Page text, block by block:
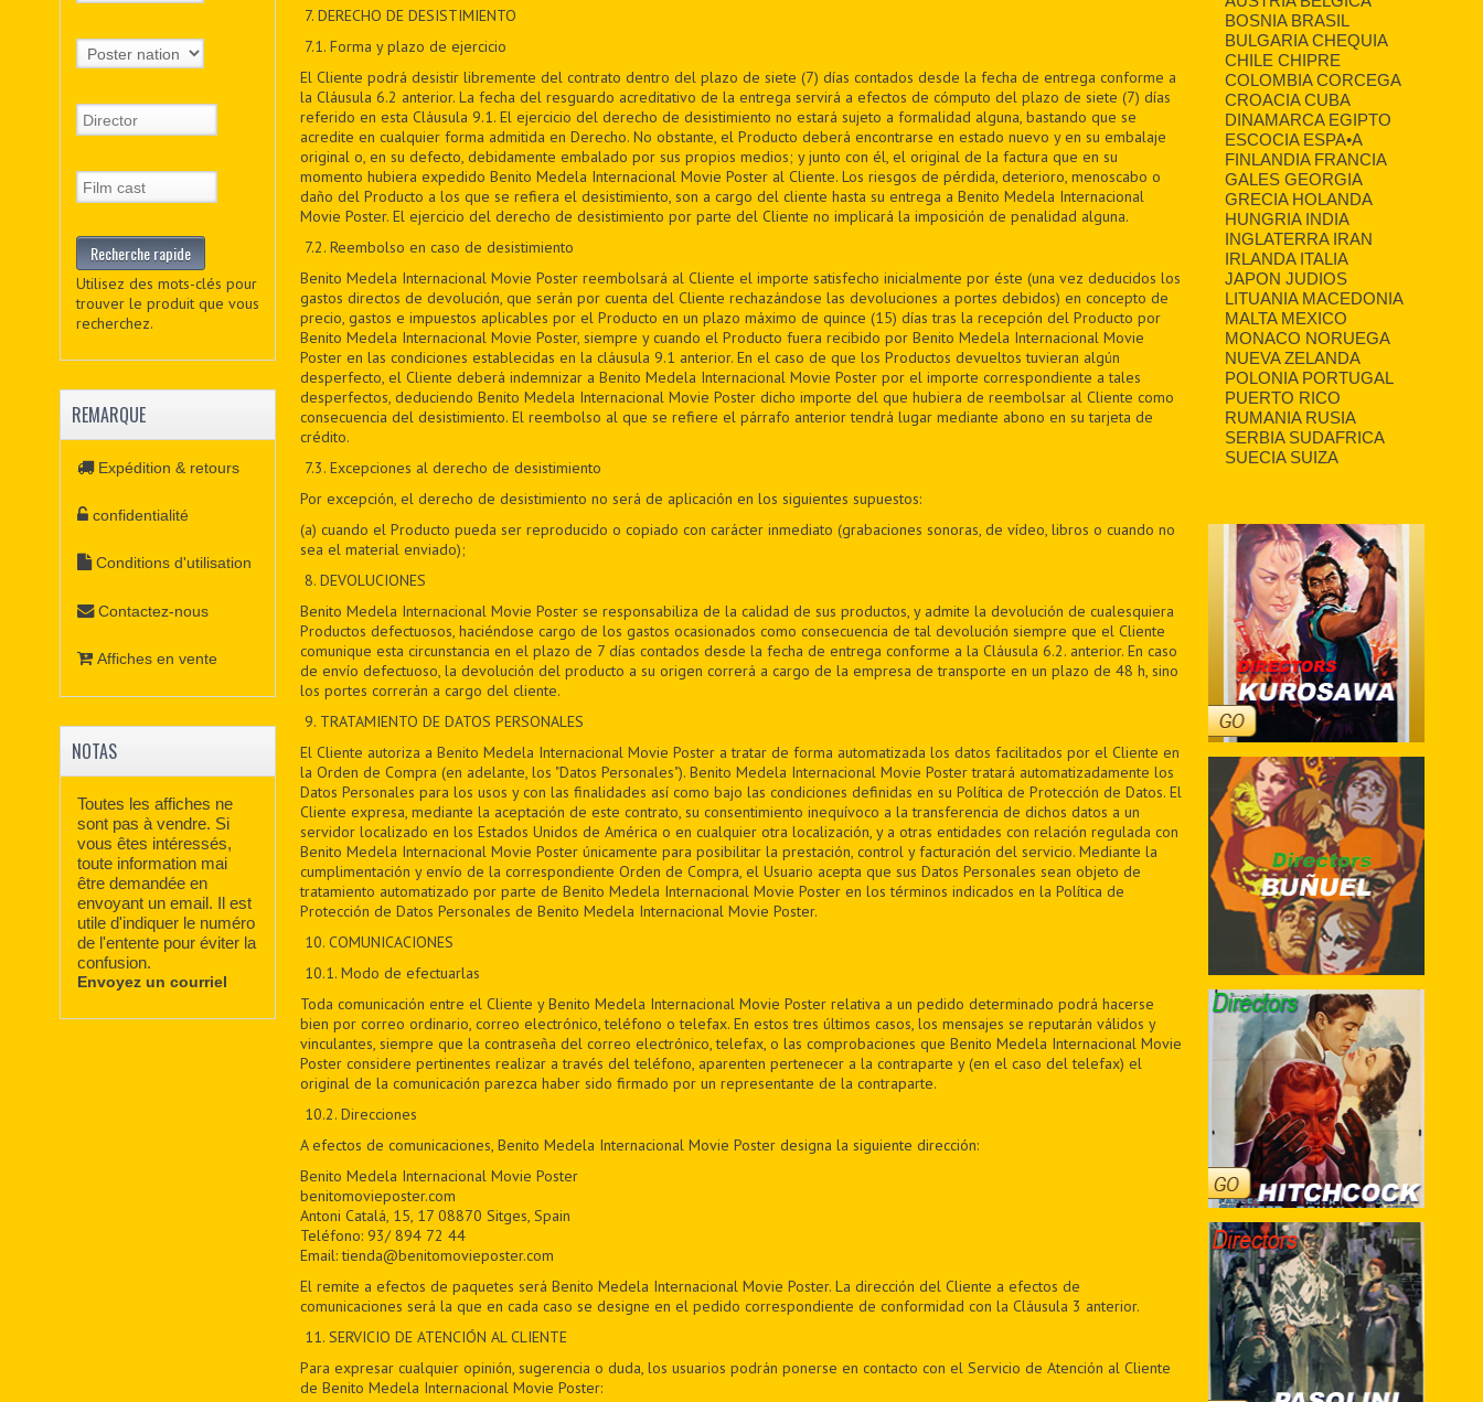
7. DERECHO DE DESISTIMIENTO
7.1. Forma y plazo de ejercicio
El Cliente podrá desistir libremente del contrato dentro del plazo de siete (7) días contados desde la fecha de entrega conforme a
la Cláusula 6.2 anterior. La fecha del resguardo acreditativo de la entrega servirá a efectos de cómputo del plazo de siete (7) días
referido en esta Cláusula 9.1. El ejercicio del derecho de desistimiento no estará sujeto a formalidad alguna, bastando que se
acredite en cualquier forma admitida en Derecho. No obstante, el Producto deberá encontrarse en estado nuevo y en su embalaje
original o, en su defecto, debidamente embalado por sus propios medios; y junto con él, el original de la factura que en su
momento hubiera expedido Benito Medela Internacional Movie Poster al Cliente. Los riesgos de pérdida, deterioro, menoscabo o
daño del Producto a los que se refiera el desistimiento, son a cargo del cliente hasta su entrega a Benito Medela Internacional
Movie Poster. El ejercicio del derecho de desistimiento por parte del Cliente no implicará la imposición de penalidad alguna.
7.2. Reembolso en caso de desistimiento
Benito Medela Internacional Movie Poster reembolsará al Cliente el importe satisfecho inicialmente por éste (una vez deducidos los
gastos directos de devolución, que serán por cuenta del Cliente rechazándose las devoluciones a portes debidos) en concepto de
precio, gastos e impuestos aplicables por el Producto en un plazo máximo de quince (15) días tras la recepción del Producto por
Benito Medela Internacional Movie Poster, siempre y cuando el Producto fuera recibido por Benito Medela Internacional Movie
Poster en las condiciones establecidas en la cláusula 9.1 anterior. En el caso de que los Productos devueltos tuvieran algún
desperfecto, el Cliente deberá indemnizar a Benito Medela Internacional Movie Poster por el importe correspondiente a tales
desperfectos, deduciendo Benito Medela Internacional Movie Poster dicho importe del que hubiera de reembolsar al Cliente como
consecuencia del desistimiento. El reembolso al que se refiere el párrafo anterior tendrá lugar mediante abono en su tarjeta de
crédito.
7.3. Excepciones al derecho de desistimiento
Por excepción, el derecho de desistimiento no será de aplicación en los siguientes supuestos:
(a) cuando el Producto pueda ser reproducido o copiado con carácter inmediato (grabaciones sonoras, de vídeo, libros o cuando no
sea el material enviado);
8. DEVOLUCIONES
Benito Medela Internacional Movie Poster se responsabiliza de la calidad de sus productos, y admite la devolución de cualesquiera
Productos defectuosos, haciéndose cargo de los gastos ocasionados como consecuencia de tal devolución siempre que el Cliente
comunique esta circunstancia en el plazo de 7 días contados desde la fecha de entrega conforme a la Cláusula 6.2. anterior. En caso
de envío defectuoso, la devolución del producto a su origen correrá a cargo de la empresa de transporte en un plazo de 48 h, sino
los portes correrán a cargo del cliente.
9. TRATAMIENTO DE DATOS PERSONALES
El Cliente autoriza a Benito Medela Internacional Movie Poster a tratar de forma automatizada los datos facilitados por el Cliente en
la Orden de Compra (en adelante, los "Datos Personales"). Benito Medela Internacional Movie Poster tratará automatizadamente los
Datos Personales para los usos y con las finalidades así como bajo las condiciones definidas en su Política de Protección de Datos. El
Cliente expresa, mediante la aceptación de este contrato, su consentimiento inequívoco a la transferencia de dichos datos a un
servidor localizado en los Estados Unidos de América o en cualquier otra localización, y a otras entidades con relación regulada con
Benito Medela Internacional Movie Poster únicamente para posibilitar la prestación, control y facturación del servicio. Mediante la
cumplimentación y envío de la correspondiente Orden de Compra, el Usuario acepta que sus Datos Personales sean objeto de
tratamiento automatizado por parte de Benito Medela Internacional Movie Poster en los términos indicados en la Política de
Protección de Datos Personales de Benito Medela Internacional Movie Poster.
10. COMUNICACIONES
10.1. Modo de efectuarlas
Toda comunicación entre el Cliente y Benito Medela Internacional Movie Poster relativa a un pedido determinado podrá hacerse
bien por correo ordinario, correo electrónico, teléfono o telefax. En estos tres últimos casos, los mensajes se reputarán válidos y
vinculantes, siempre que la contraseña del correo electrónico, telefax, o las comprobaciones que Benito Medela Internacional Movie
Poster considere pertinentes realizar a través del teléfono, aparenten pertenecer a la contraparte y (en el caso del telefax) el
original de la comunicación parezca haber sido firmado por un representante de la contraparte.
10.2. Direcciones
A efectos de comunicaciones, Benito Medela Internacional Movie Poster designa la siguiente dirección:
Benito Medela Internacional Movie Poster
benitomovieposter.com
Antoni Catalá, 15, 17 08870 Sitges, Spain
Teléfono: 93/ 894 72 44
Email: tienda@benitomovieposter.com
El remite a efectos de paquetes será Benito Medela Internacional Movie Poster. La dirección del Cliente a efectos de
comunicaciones será la que en cada caso se designe en el pedido correspondiente de conformidad con la Cláusula 3 anterior.
11. SERVICIO DE ATENCIÓN AL CLIENTE
Para expresar cualquier opinión, sugerencia o duda, los usuarios podrán ponerse en contacto con el Servicio de Atención al Cliente
de Benito Medela Internacional Movie Poster:
Utilisez des mots-clés pour
trouver le produit que vous
recherchez.
REMARQUE
Expédition & retours
confidentialité
Conditions d'utilisation
Contactez-nous
Affiches en vente
NOTAS
Toutes les affiches ne
sont pas à vendre. Si
vous êtes intéressés,
toute information mai
être demandée en
envoyant un email. Il est
utile d'indiquer le numéro
de l'entente pour éviter la
confusion.
Envoyez un courriel
BOSNIA BRASIL
BULGARIA CHEQUIA
CHILE CHIPRE
COLOMBIA CORCEGA
CROACIA CUBA
DINAMARCA EGIPTO
ESCOCIA ESPA•A
FINLANDIA FRANCIA
GALES GEORGIA
GRECIA HOLANDA
HUNGRIA INDIA
INGLATERRA IRAN
IRLANDA ITALIA
JAPON JUDIOS
LITUANIA MACEDONIA
MALTA MEXICO
MONACO NORUEGA
NUEVA ZELANDA
POLONIA PORTUGAL
PUERTO RICO
RUMANIA RUSIA
SERBIA SUDAFRICA
SUECIA SUIZA